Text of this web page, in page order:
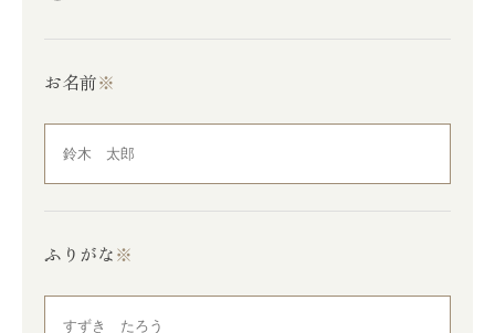
お名前※
ふりがな※